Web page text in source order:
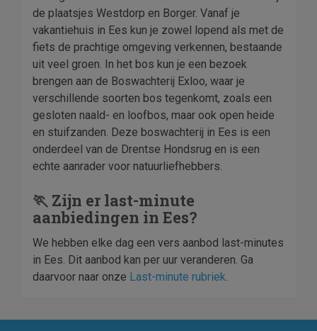
de plaatsjes Westdorp en Borger. Vanaf je
vakantiehuis in Ees kun je zowel lopend als met de
fiets de prachtige omgeving verkennen, bestaande
uit veel groen. In het bos kun je een bezoek
brengen aan de Boswachterij Exloo, waar je
verschillende soorten bos tegenkomt, zoals een
gesloten naald- en loofbos, maar ook open heide
en stuifzanden. Deze boswachterij in Ees is een
onderdeel van de Drentse Hondsrug en is een
echte aanrader voor natuurliefhebbers.
🏃 Zijn er last-minute
aanbiedingen in Ees?
We hebben elke dag een vers aanbod last-minutes
in Ees. Dit aanbod kan per uur veranderen. Ga
daarvoor naar onze Last-minute rubriek.